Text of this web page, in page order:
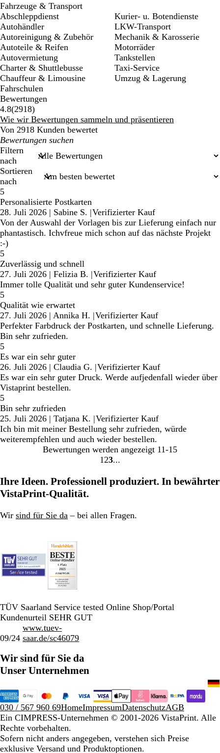
Fahrzeuge & Transport
Abschleppdienst
Autohändler
Autoreinigung & Zubehör
Autoteile & Reifen
Autovermietung
Charter & Shuttlebusse
Chauffeur & Limousine
Fahrschulen
Kurier- u. Botendienste
LKW-Transport
Mechanik & Karosserie
Motorräder
Tankstellen
Taxi-Service
Umzug & Lagerung
Bewertungen
4.8(29182918
Bewertungen
)
Wie wir Bewertungen sammeln und präsentieren
Von 2918 Kunden bewertet
Meine
Sucheingaben
Filtern
nach
Sortieren
nach
5
Personalisierte Postkarten
28. Juli 2026 | Sabine S. |Verifizierter Kauf
Von der Auswahl der Vorlagen bis zur Lieferung einfach nur
phantastisch. Ichvfreue mich schon auf das nächste Projekt
:-)
5
Zuverlässig und schnell
27. Juli 2026 | Felizia B. |Verifizierter Kauf
Immer tolle Qualität und sehr guter Kundenservice!
5
Qualität wie erwartet
27. Juli 2026 | Annika H. |Verifizierter Kauf
Perfekter Farbdruck der Postkarten, und schnelle Lieferung.
Bin sehr zufrieden.
5
Es war ein sehr guter
26. Juli 2026 | Claudia G. |Verifizierter Kauf
Es war ein sehr guter Druck. Werde aufjedenfall wieder über
Vistaprint bestellen.
5
Bin sehr zufrieden
25. Juli 2026 | Tatjana K. |Verifizierter Kauf
Ich bin mit meiner Bestellung sehr zufrieden, würde
weiterempfehlen und auch wieder bestellen.
Bewertungen werden angezeigt 11-15
Gehe
Seite
1 Gehe
Seite
2 Gehe
Seite
3
Ihre Ideen. Professionell produziert. In bewährter
VistaPrint-Qualität.
Wir sind für Sie da – bei allen Fragen.
TÜV Saarland Service tested Online Shop/Portal
Kundenurteil SEHR GUT
09/24
www.tuev-
saar.de/sc46079
Wir sind für Sie da
Unser Unternehmen
030 / 567 960 69HomeImpressumDatenschutzAGB
Ein CIMPRESS-Unternehmen © 2001-2026 VistaPrint. Alle
Rechte vorbehalten.
Sofern nicht anders angegeben, verstehen sich Preise
exklusive Versand und Produktoptionen.